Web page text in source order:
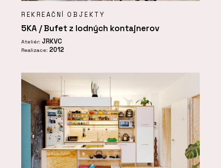
REKREAČNÍ OBJEKTY
5KA / Bufet z lodných kontajnerov
Ateliér: JRKVC
Realizace: 2012